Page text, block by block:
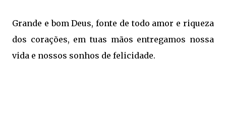
Grande e bom Deus, fonte de todo amor e riqueza
dos corações, em tuas mãos entregamos nossa
vida e nossos sonhos de felicidade.